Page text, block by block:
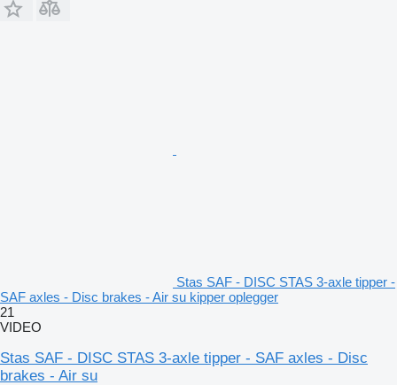
Stas SAF - DISC STAS 3-axle tipper -
SAF axles - Disc brakes - Air su kipper oplegger
21
VIDEO
Stas SAF - DISC STAS 3-axle tipper - SAF axles - Disc
brakes - Air su